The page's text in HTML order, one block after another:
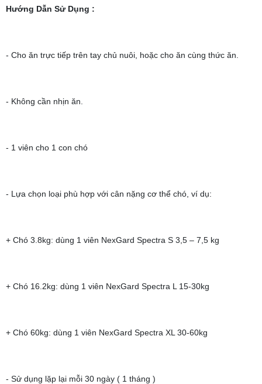
Hướng Dẫn Sử Dụng :
- Cho ăn trực tiếp trên tay chủ nuôi, hoặc cho ăn cùng thức ăn.
- Không cần nhịn ăn.
- 1 viên cho 1 con chó
- Lựa chọn loại phù hợp với cân nặng cơ thể chó, ví dụ:
+ Chó 3.8kg: dùng 1 viên NexGard Spectra S 3,5 – 7,5 kg
+ Chó 16.2kg: dùng 1 viên NexGard Spectra L 15-30kg
+ Chó 60kg: dùng 1 viên NexGard Spectra XL 30-60kg
- Sử dụng lặp lại mỗi 30 ngày ( 1 tháng )